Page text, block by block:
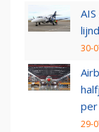
30-
per
29-